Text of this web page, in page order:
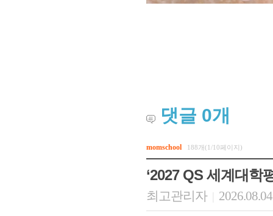
댓글 0개
momschool 188개(1/10페이지)
‘2027 QS 세계대학
최고관리자